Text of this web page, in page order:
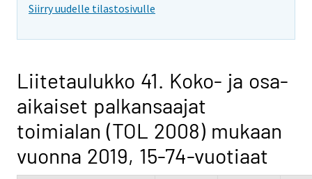
Siirry uudelle tilastosivulle
Liitetaulukko 41. Koko- ja osa-
aikaiset palkansaajat
toimialan (TOL 2008) mukaan
vuonna 2019, 15-74-vuotiaat